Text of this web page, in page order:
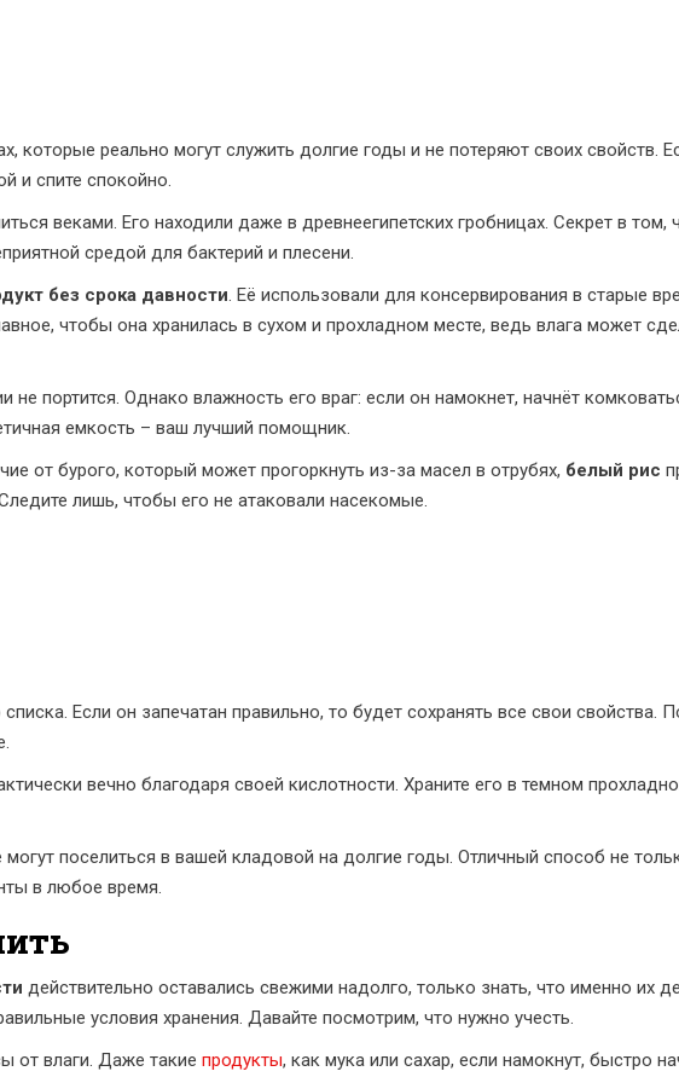
которые реально могут служить долгие годы и не потеряют своих свойств.
и спите спокойно.
веками. Его находили даже в древнеегипетских гробницах. Секрет в том,
средой для бактерий и плесени.
без срока давности. Её использовали для консервирования в старые
чтобы она хранилась в сухом и прохладном месте, ведь влага может
не портится. Однако влажность его враг: если он намокнет, начнёт
емкость – ваш лучший помощник.
от бурого, который может прогоркнуть из-за масел в отрубях, белый рис
лишь, чтобы его не атаковали насекомые.
Если он запечатан правильно, то будет сохранять все свои свойства.
вечно благодаря своей кислотности. Храните его в темном
поселиться в вашей кладовой на долгие годы. Отличный способ не
в любое время.
действительно оставались свежими надолго, только знать, что именно их
условия хранения. Давайте посмотрим, что нужно учесть.
от влаги. Даже такие продукты, как мука или сахар, если намокнут, быстро